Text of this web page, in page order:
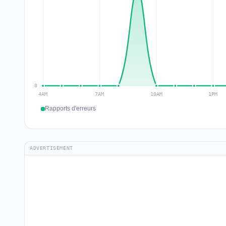
Rapports d'erreurs
ADVERTISEMENT